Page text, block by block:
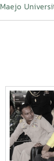
Maejo